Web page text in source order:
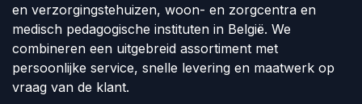
en verzorgingstehuizen, woon- en zorgcentra en
medisch pedagogische instituten in België. We
combineren een uitgebreid assortiment met
persoonlijke service, snelle levering en maatwerk op
vraag van de klant.